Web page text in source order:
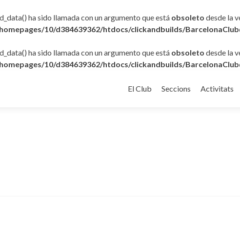
ha sido llamada con un argumento que está obsoleto desde la
10/d384639362/htdocs/clickandbuilds/
ha sido llamada con un argumento que está obsoleto desde la
10/d384639362/htdocs/clickandbuilds/
al
El Club Seccions Activitats